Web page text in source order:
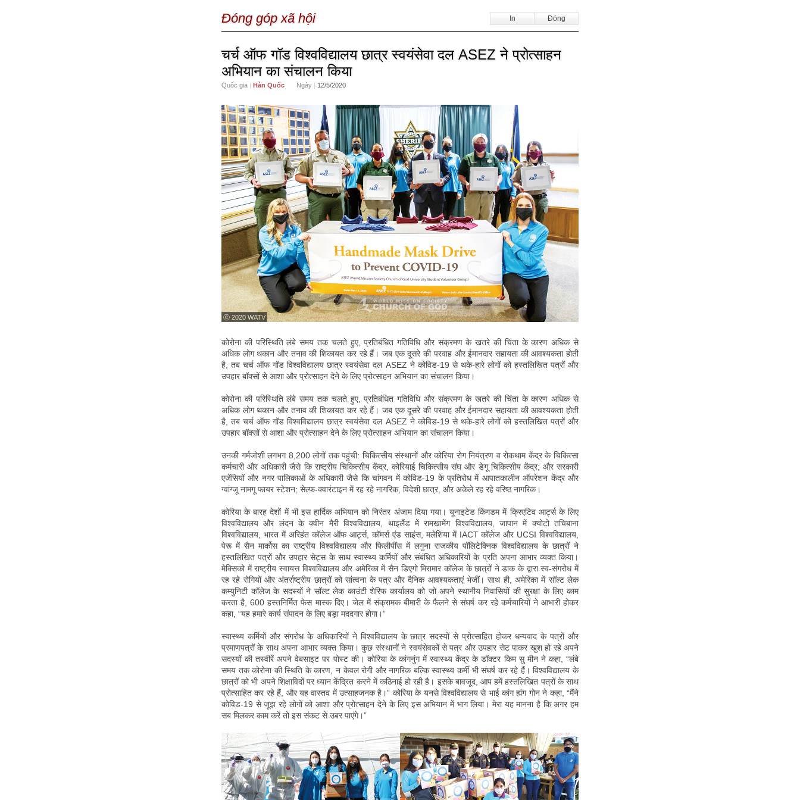
Đóng góp xã hội In Đóng
चर्च ऑफ गॉड विश्वविद्यालय छात्र स्वयंसेवा दल ASEZ ने प्रोत्साहन
अभियान का संचालन किया
Quốc gia | Hàn Quốc Ngày | 12/5/2020
ⓒ 2020 WATV
कोरोना की परिस्थिति लंबे समय तक चलते हुए, प्रतिबंधित गतिविधि और संक्रमण के खतरे की चिंता के कारण अधिक से
अधिक लोग थकान और तनाव की शिकायत कर रहे हैं। जब एक दूसरे की परवाह और ईमानदार सहायता की आवश्यकता होती
है, तब चर्च ऑफ गॉड विश्वविद्यालय छात्र स्वयंसेवा दल ASEZ ने कोविड-19 से थके-हारे लोगों को हस्तलिखित पत्रों और
उपहार बॉक्सों से आशा और प्रोत्साहन देने के लिए प्रोत्साहन अभियान का संचालन किया।
कोरोना की परिस्थिति लंबे समय तक चलते हुए, प्रतिबंधित गतिविधि और संक्रमण के खतरे की चिंता के कारण अधिक से
अधिक लोग थकान और तनाव की शिकायत कर रहे हैं। जब एक दूसरे की परवाह और ईमानदार सहायता की आवश्यकता होती
है, तब चर्च ऑफ गॉड विश्वविद्यालय छात्र स्वयंसेवा दल ASEZ ने कोविड-19 से थके-हारे लोगों को हस्तलिखित पत्रों और
उपहार बॉक्सों से आशा और प्रोत्साहन देने के लिए प्रोत्साहन अभियान का संचालन किया।
उनकी गर्मजोशी लगभग 8,200 लोगों तक पहुंची: चिकित्सीय संस्थानों और कोरिया रोग नियंत्रण व रोकथाम केंद्र के चिकित्सा
कर्मचारी और अधिकारी जैसे कि राष्ट्रीय चिकित्सीय केंद्र, कोरियाई चिकित्सीय संघ और डेगू चिकित्सीय केंद्र; और सरकारी
एजेंसियों और नगर पालिकाओं के अधिकारी जैसे कि चांगवन में कोविड-19 के प्रतिरोध में आपातकालीन ऑपरेशन केंद्र और
ग्वांग्जू नामगू फायर स्टेशन; सेल्फ-क्वारंटाइन में रह रहे नागरिक, विदेशी छात्र, और अकेले रह रहे वरिष्ठ नागरिक।
कोरिया के बारह देशों में भी इस हार्दिक अभियान को निरंतर अंजाम दिया गया। यूनाइटेड किंगडम में क्रिएटिव आर्ट्स के लिए
विश्वविद्यालय और लंदन के क्वीन मैरी विश्वविद्यालय, थाइलैंड में रामखामेंग विश्वविद्यालय, जापान में क्योटो तचिबाना
विश्वविद्यालय, भारत में अरिहंत कॉलेज ऑफ आर्ट्स, कॉमर्स एंड साइंस, मलेशिया में IACT कॉलेज और UCSI विश्वविद्यालय,
पेरू में सैन मार्कोस का राष्ट्रीय विश्वविद्यालय और फिलीपींस में लगुना राजकीय पॉलिटेक्निक विश्वविद्यालय के छात्रों ने
हस्तलिखित पत्रों और उपहार सेट्स के साथ स्वास्थ्य कर्मियों और संबंधित अधिकारियों के प्रति अपना आभार व्यक्त किया।
मेक्सिको में राष्ट्रीय स्वायत्त विश्वविद्यालय और अमेरिका में सैन डिएगो मिरामार कॉलेज के छात्रों ने डाक के द्वारा स्व-संगरोध में
रह रहे रोगियों और अंतर्राष्ट्रीय छात्रों को सांत्वना के पत्र और दैनिक आवश्यकताएं भेजीं। साथ ही, अमेरिका में सॉल्ट लेक
कम्युनिटी कॉलेज के सदस्यों ने सॉल्ट लेक काउंटी शेरिफ कार्यालय को जो अपने स्थानीय निवासियों की सुरक्षा के लिए काम
करता है, 600 हस्तनिर्मित फेस मास्क दिए। जेल में संक्रामक बीमारी के फैलने से संघर्ष कर रहे कर्मचारियों ने आभारी होकर
कहा, “यह हमारे कार्य संपादन के लिए बड़ा मददगार होगा।”
स्वास्थ्य कर्मियों और संगरोध के अधिकारियों ने विश्वविद्यालय के छात्र सदस्यों से प्रोत्साहित होकर धन्यवाद के पत्रों और
प्रमाणपत्रों के साथ अपना आभार व्यक्त किया। कुछ संस्थानों ने स्वयंसेवकों से पत्र और उपहार सेट पाकर खुश हो रहे अपने
सदस्यों की तस्वीरें अपने वेबसाइट पर पोस्ट की। कोरिया के कांगनुंग में स्वास्थ्य केंद्र के डॉक्टर किम सु मीन ने कहा, “लंबे
समय तक कोरोना की स्थिति के कारण, न केवल रोगी और नागरिक बल्कि स्वास्थ्य कर्मी भी संघर्ष कर रहे हैं। विश्वविद्यालय के
छात्रों को भी अपने शिक्षाविदों पर ध्यान केंद्रित करने में कठिनाई हो रही है। इसके बावजूद, आप हमें हस्तलिखित पत्रों के साथ
प्रोत्साहित कर रहे हैं, और यह वास्तव में उत्साहजनक है।” कोरिया के यनसे विश्वविद्यालय से भाई कांग ह्यंग गोन ने कहा, “मैंने
कोविड-19 से जूझ रहे लोगों को आशा और प्रोत्साहन देने के लिए इस अभियान में भाग लिया। मेरा यह मानना है कि अगर हम
सब मिलकर काम करें तो इस संकट से उबर पाएंगे।”